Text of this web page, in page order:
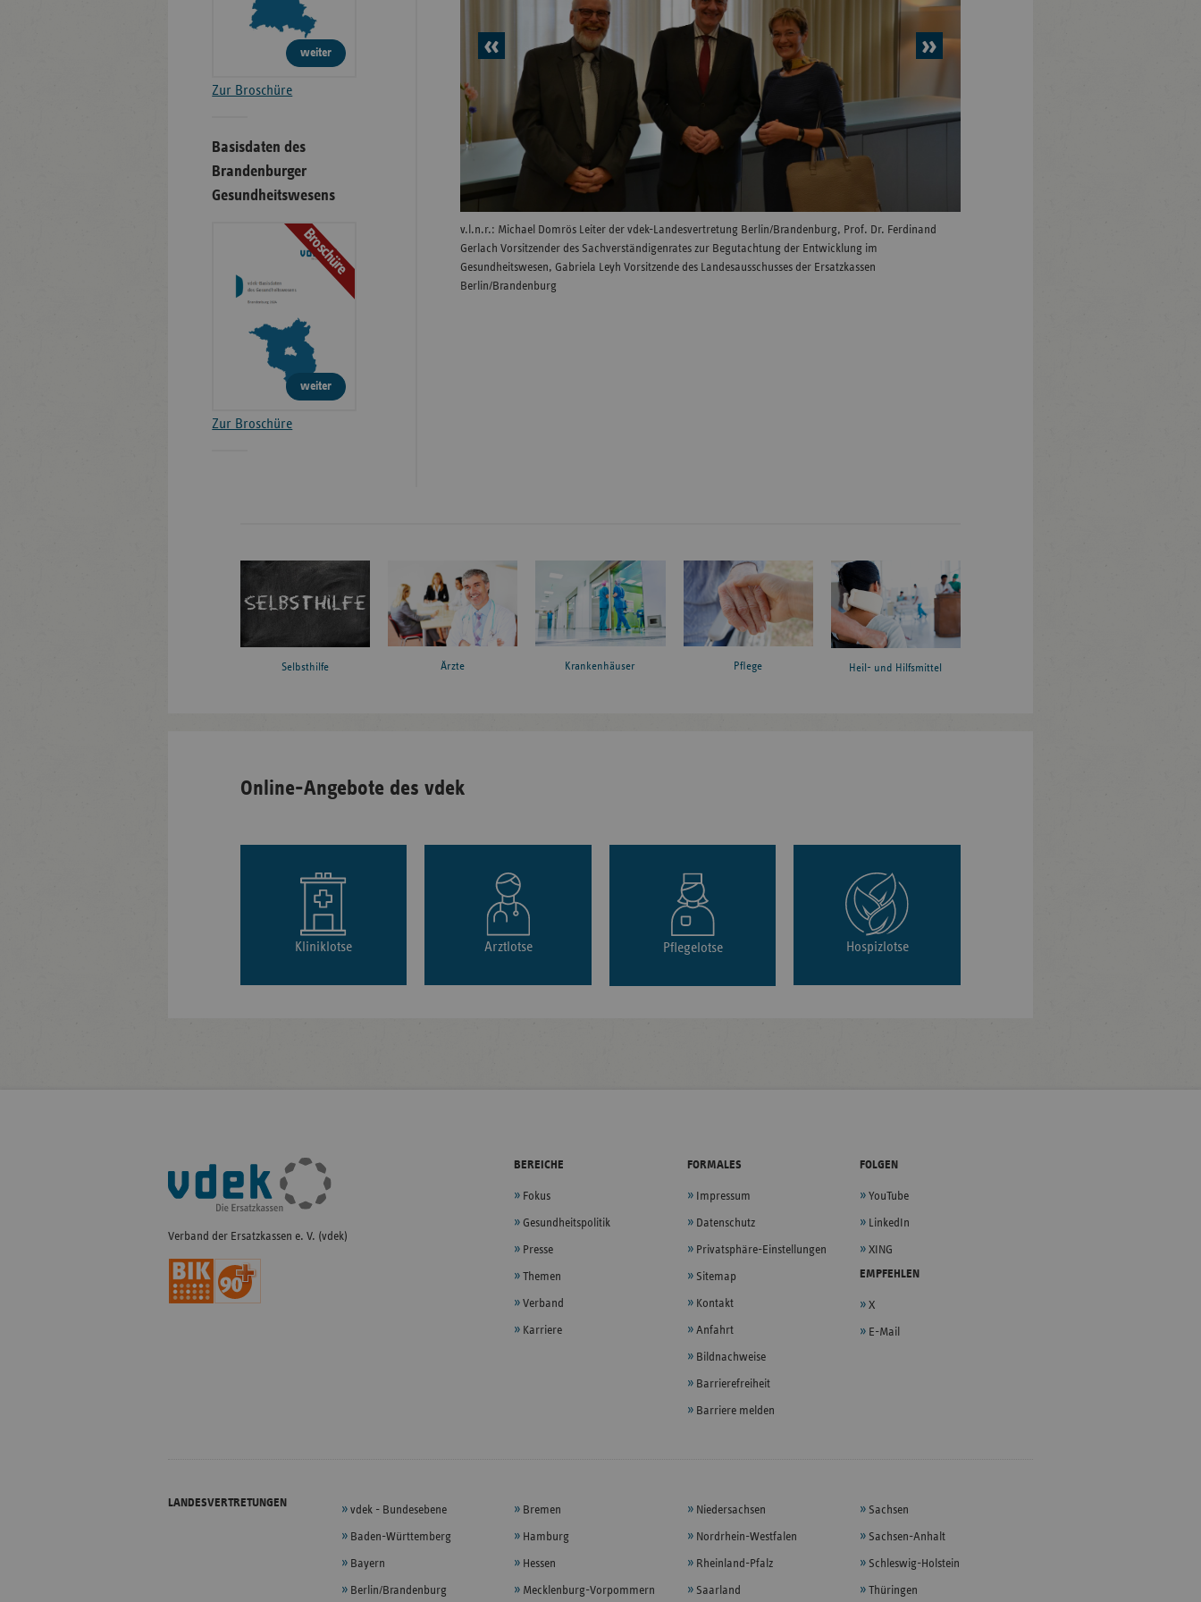
vorheriges
Element
nächstes
Element
v.l.n.r.: Michael Domrös Leiter der vdek-Landesvertretung Berlin/Brandenburg, Prof. Dr. Ferdinand
Gerlach Vorsitzender des Sachverständigenrates zur Begutachtung der Entwicklung im
Gesundheitswesen, Gabriela Leyh Vorsitzende des Landesausschusses der Ersatzkassen
Berlin/Brandenburg
weiter
Zur Broschüre
Basisdaten des
Brandenburger
Gesundheitswesens
Broschüre
weiter
Zur Broschüre
Selbsthilfe Ärzte Krankenhäuser Pflege Heil- und Hilfsmittel
Online-Angebote des vdek
Kliniklotse Arztlotse Pflegelotse Hospizlotse
Fußleisten-
Navigation
Verband der Ersatzkassen e. V. (vdek)
BEREICHE
Fokus
Gesundheitspolitik
Presse
Themen
Verband
Karriere
FORMALES
Impressum
Datenschutz
Privatsphäre-Einstellungen
Sitemap
Kontakt
Anfahrt
Bildnachweise
Barrierefreiheit
Barriere melden
FOLGEN
YouTube
LinkedIn
XING
EMPFEHLEN
X
E-Mail
LANDESVERTRETUNGEN
vdek - Bundesebene
Baden-Württemberg
Bayern
Berlin/Brandenburg
Bremen
Hamburg
Hessen
Mecklenburg-Vorpommern
Niedersachsen
Nordrhein-Westfalen
Rheinland-Pfalz
Saarland
Sachsen
Sachsen-Anhalt
Schleswig-Holstein
Thüringen